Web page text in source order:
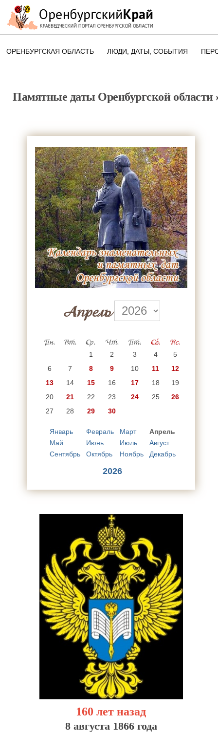
ОРЕНБУРГСКАЯ ОБЛАСТЬ ЛЮДИ, ДАТЫ, CОБЫТИЯ
ПАМЯТНЫЕ ДАТЫ
Памятные даты Оренбургской области
Апрель
Пн. Вт. Ср. Чт. Пт. Сб. Вс.
1 2 3 4
5
6
7 8 9 10 11
12
13
14 15 16 17 18
19
20
21 22 23 24 25
26
27
28 29 30
Январь Февраль Март
Апрель
Май
Июнь Июль
Август
Сентябрь
Октябрь Ноябрь Декабрь
2026
160 лет назад
8 августа 1866 года